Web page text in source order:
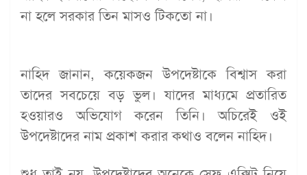
না হলে সরকার তিন মাসও টিকতো না।
নাহিদ জানান, কয়েকজন উপদেষ্টাকে বিশ্বাস করা
তাদের সবচেয়ে বড় ভুল। যাদের মাধ্যমে প্রতারিত
হওয়ারও অভিযোগ করেন তিনি। অচিরেই ওই
উপদেষ্টাদের নাম প্রকাশ করার কথাও বলেন নাহিদ।